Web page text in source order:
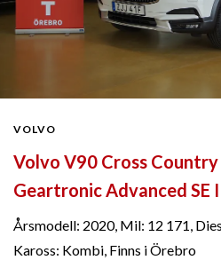
VOLVO
Volvo V90 Cross
Geartronic Advanced SE
Årsmodell: 2020, Mil: 12 171,
Kaross: Kombi, Finns i Örebro